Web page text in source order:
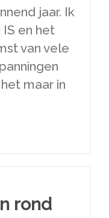
jaar. Ik
en het
van vele
maar in
rond